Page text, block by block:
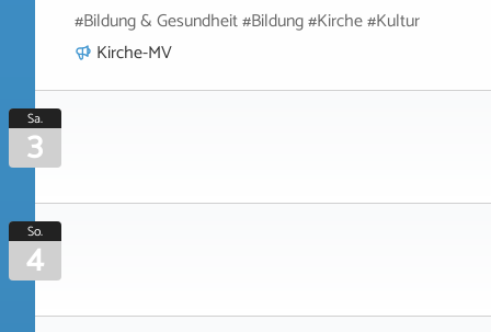
#Bildung & Gesundheit #Bildung #Kirche #Kultur
Kirche-MV
Sa.
3
So.
4